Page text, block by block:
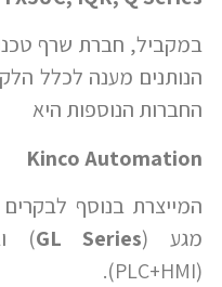
במקביל, חברת שרף
הנותנים מענה לכלל
החברות הנוספות היא
Kinco Automation
המייצרת בנוסף
מגע (GL Series
)
(PLC+HMI).